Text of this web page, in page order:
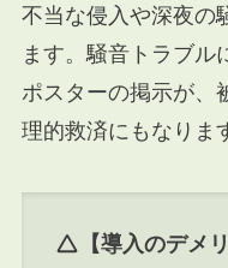
不当な侵入や深夜の
ます。騒音トラブル
ポスターの掲示が、
理的救済にもなりま
【導入のデメ